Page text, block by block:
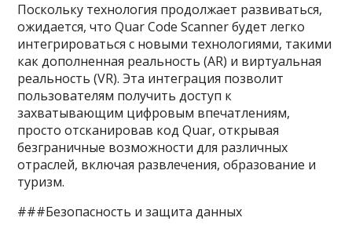
Поскольку технология продолжает развиваться,
ожидается, что Quar Code Scanner будет легко
интегрироваться с новыми технологиями, такими
как дополненная реальность (AR) и виртуальная
реальность (VR). Эта интеграция позволит
пользователям получить доступ к
захватывающим цифровым впечатлениям,
просто отсканировав код Quar, открывая
безграничные возможности для различных
отраслей, включая развлечения, образование и
туризм.
###Безопасность и защита данных